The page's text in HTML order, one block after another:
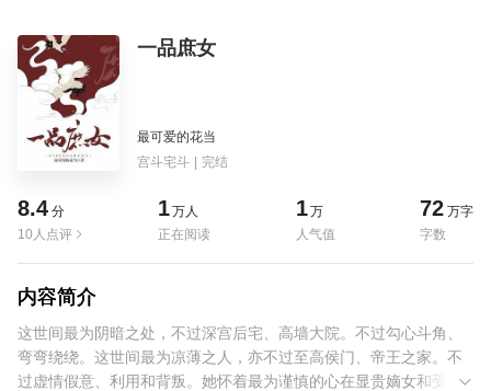
一品庶女
最可爱的花当
宫斗宅斗 | 完结
8.4 分
10人点评
1万人
正在阅读
1万
人气值
72 万字
字数
内容简介
这世间最为阴暗之处，不过深宫后宅、高墙大院。不过勾心斗角、
弯弯绕绕。这世间最为凉薄之人，亦不过至高侯门、帝王之家。不
过虚情假意、利用和背叛。她怀着最为谨慎的心在显贵嫡女和受宠